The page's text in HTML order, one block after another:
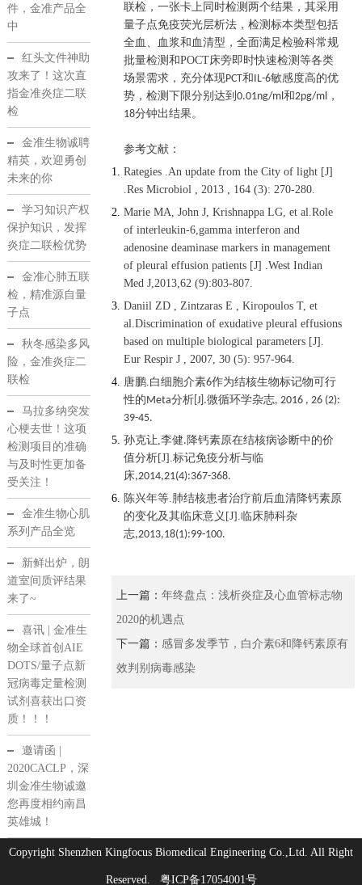
件，金准产品全
中
红头文件神助
攻来了！这次直
指金准炎症二联
检
金准生物诚聘
精英，欢迎勇创
未来的你
学习知识产权
保护知识，发挥
炎症二联检优势
金准心肺五联
检，精准源自量
子点
秋冬感染多风
险，金准炎症二
联检
马拉多纳突发
心梗去世！这项
检测项目的准确
与及时性更加备
受关注！
金准生物心肌
系列产品全览
新鲜出炉，朗
道室间质评结果
来了~
喜讯 | 金准生
物全球首创AIE
DOTS/量子点新
冠病毒定量检测
试剂喜获出口资
质！！！
邀请函 |
2020CACLP，深
圳金准生物诚邀
您再度相约南昌
英雄城！
联检，一张卡上同时检测两个结果，其采用
量子点免疫荧光层析法，检测标本类型包括
全血、血浆和血清型，全面满足检验科常规
批量检测和POCT床旁即时快速检测等各类
场景需求，充分体现PCT和 IL-6敏感度高的优
势，检测下限分别达到 0.01ng/ml和2pg/ml ，
18分钟出结果。
参考文献：
Rategies .An update from the City of light [J]
.Res Microbiol , 2013 , 164 (3): 270-280.
Marie MA, John J, Krishnappa LG, et al.Role
of interleukin-6,gamma interferon and
adenosine deaminase markers in management
of pleural effusion patients [J] .West Indian
Med J,2013,62 (9):803-807.
Daniil ZD , Zintzaras E , Kiropoulos T, et
al.Discrimination of exudative pleural effusions
based on multiple biological parameters [J].
Eur Respir J , 2007, 30 (5): 957-964.
唐鹏.白细胞介素6作为结核生物标记物可行
性的Meta分析[J].微循环学杂志, 2016 , 26 (2):
39-45.
孙克让,李健. 降钙素原在结核病诊断中的价
值分析[J] .标记免疫分析与临
床,2014,21(4):367-368.
陈兴年等.肺结核患者治疗前后血清降钙素原
的变化及其临床意义 [J] .临床肺科杂
志,2013,18(1):99-100.
上一篇： 年终盘点：浅析炎症及心血管标志物
2020的机遇点
下一篇： 感冒多发季节，白介素6和降钙素原有
效判别病毒感染
Copyright Shenzhen Kingfocus Biomedical Engineering Co.,Ltd. All Right
Reserved. 粤ICP备17054001号